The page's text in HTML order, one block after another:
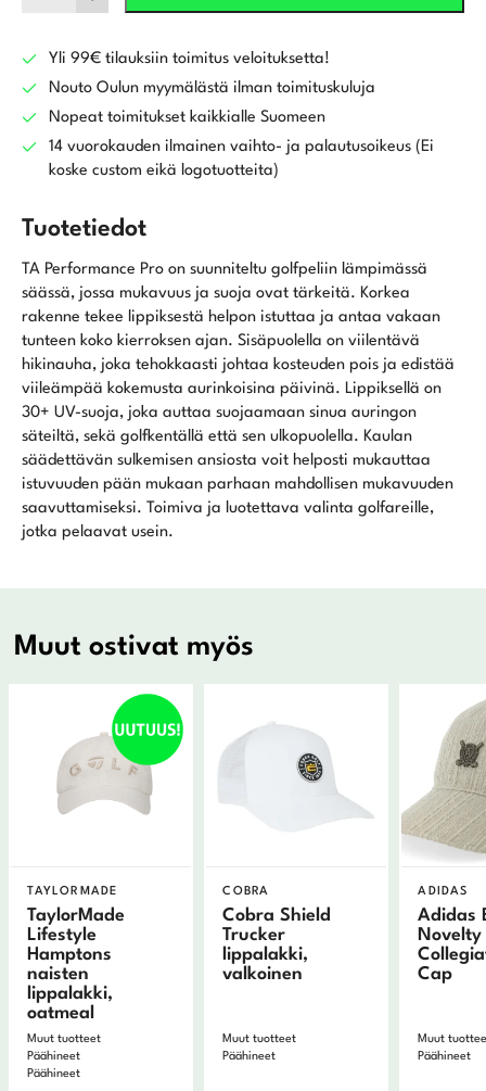
black
tropical
Yli 99€ tilauksiin toimitus veloituksetta!
Nouto Oulun myymälästä ilman toimituskuluja
Nopeat toimitukset kaikkialle Suomeen
14 vuorokauden ilmainen vaihto- ja palautusoikeus (Ei
koske custom eikä logotuotteita)
Tuotetiedot
TA Performance Pro on suunniteltu golfpeliin lämpimässä
säässä, jossa mukavuus ja suoja ovat tärkeitä. Korkea
rakenne tekee lippiksestä helpon istuttaa ja antaa vakaan
tunteen koko kierroksen ajan. Sisäpuolella on viilentävä
hikinauha, joka tehokkaasti johtaa kosteuden pois ja edistää
viileämpää kokemusta aurinkoisina päivinä. Lippiksellä on
30+ UV-suoja, joka auttaa suojaamaan sinua auringon
säteiltä, sekä golfkentällä että sen ulkopuolella. Kaulan
säädettävän sulkemisen ansiosta voit helposti mukauttaa
istuvuuden pään mukaan parhaan mahdollisen mukavuuden
saavuttamiseksi. Toimiva ja luotettava valinta golfareille,
jotka pelaavat usein.
Muut ostivat myös
TAYLORMADE
TaylorMade
Lifestyle
Hamptons
naisten
lippalakki,
oatmeal
Muut tuotteet
Päähineet
Päähineet
COBRA
Cobra Shield
Trucker
lippalakki,
valkoinen
Muut tuotteet
Päähineet
ADIDAS
Adidas
Novelty
Cap
Muut
Päähineet